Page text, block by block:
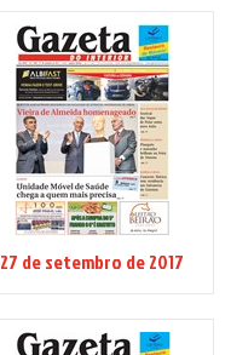
27 de setembro de 2017